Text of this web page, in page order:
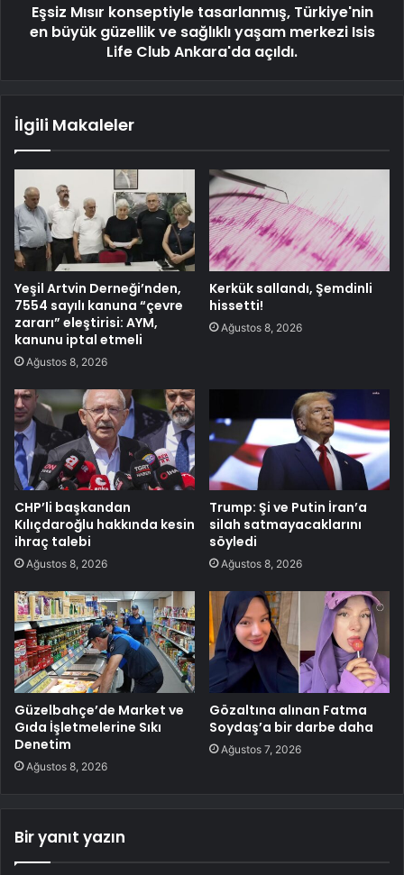
Eşsiz Mısır konseptiyle tasarlanmış, Türkiye'nin
en büyük güzellik ve sağlıklı yaşam merkezi Isis
Life Club Ankara'da açıldı.
İlgili Makaleler
Yeşil Artvin Derneği’nden,
7554 sayılı kanuna “çevre
zararı” eleştirisi: AYM,
kanunu iptal etmeli
Ağustos 8, 2026
Kerkük sallandı, Şemdinli
hissetti!
Ağustos 8, 2026
CHP’li başkandan
Kılıçdaroğlu hakkında kesin
ihraç talebi
Ağustos 8, 2026
Trump: Şi ve Putin İran’a
silah satmayacaklarını
söyledi
Ağustos 8, 2026
Güzelbahçe’de Market ve
Gıda İşletmelerine Sıkı
Denetim
Ağustos 8, 2026
Gözaltına alınan Fatma
Soydaş’a bir darbe daha
Ağustos 7, 2026
Bir yanıt yazın